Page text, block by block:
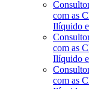
com as
Ilíquido
com as
Ilíquido
com as